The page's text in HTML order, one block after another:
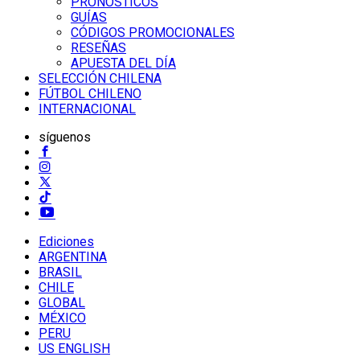
GUÍAS
CÓDIGOS PROMOCIONALES
RESEÑAS
APUESTA DEL DÍA
SELECCIÓN CHILENA
FÚTBOL CHILENO
INTERNACIONAL
síguenos
Ediciones
ARGENTINA
BRASIL
CHILE
GLOBAL
MÉXICO
PERU
US ENGLISH